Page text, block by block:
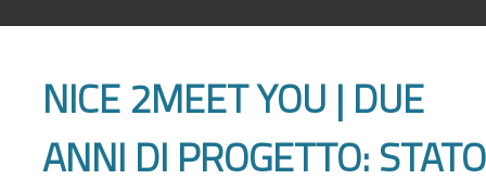
NICE 2MEET YOU | DUE
ANNI DI PROGETTO: STATO